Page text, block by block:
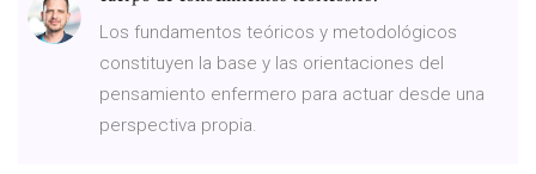
Los fundamentos teóricos y metodológicos
constituyen la base y las orientaciones del
pensamiento enfermero para actuar desde una
perspectiva propia.